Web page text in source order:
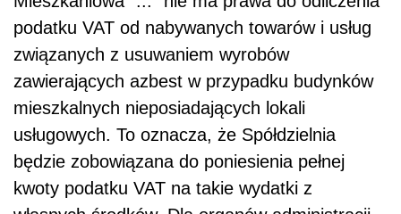
podatku VAT od nabywanych towarów i usług
związanych z usuwaniem wyrobów
zawierających azbest w przypadku budynków
mieszkalnych nieposiadających lokali
usługowych. To oznacza, że Spółdzielnia
będzie zobowiązana do poniesienia pełnej
kwoty podatku VAT na takie wydatki z